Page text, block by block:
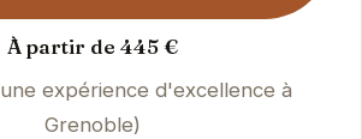
À partir de 445 €
expérience d'excellence à
Grenoble)